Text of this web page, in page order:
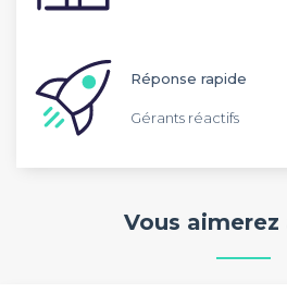
Réponse rapide
Gérants réactifs
Vous aimerez